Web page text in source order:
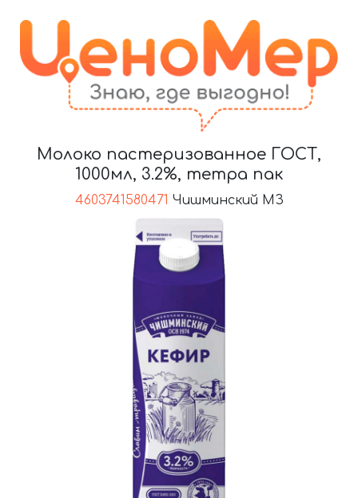
Молоко пастеризованное ГОСТ,
1000мл, 3.2%, тетра пак
4603741580471 Чишминский МЗ